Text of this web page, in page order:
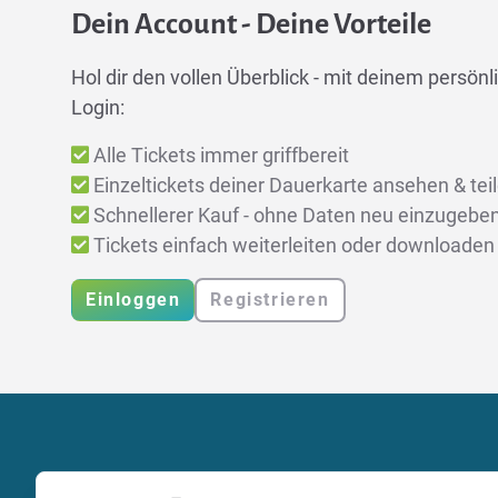
Dein Account - Deine Vorteile
Hol dir den vollen Überblick - mit deinem
Login:
Alle Tickets immer griffbereit
Einzeltickets deiner Dauerkarte ansehen &
Schnellerer Kauf - ohne Daten neu
Tickets einfach weiterleiten oder downloaden
Einloggen Registrieren